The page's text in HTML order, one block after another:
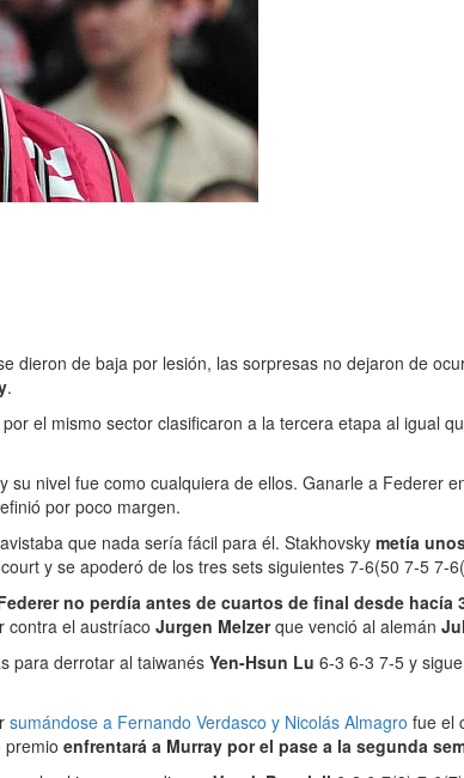
dieron de baja por lesión, las sorpresas no dejaron de
.
el mismo sector clasificaron a la tercera etapa al igual
nivel fue como cualquiera de ellos. Ganarle a Federer
por poco margen.
que nada sería fácil para él. Stakhovsky metía
y se apoderó de los tres sets siguientes 7-6(50 7-5 7-
no perdía antes de cuartos de final desde
contra el austríaco Jurgen Melzerque venció al alemán
para derrotar al taiwanésYen-Hsun Lu 6-3 6-3 7-5 y
sumándose a Fernando Verdasco y Nicolás Almagro fue el
enfrentará a Murray por el pase a la segunda